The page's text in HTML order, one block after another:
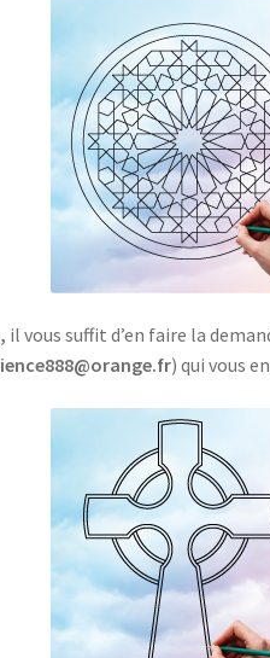
il vous suffit d’en faire la
) qui vous